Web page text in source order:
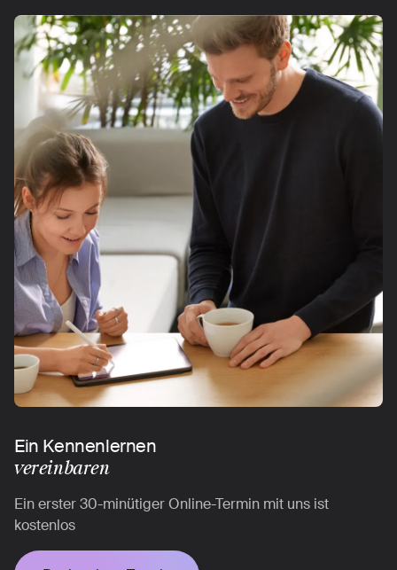
Ein Kennenlernen
vereinbaren
Ein erster 30-minütiger Online-Termin mit uns ist
kostenlos